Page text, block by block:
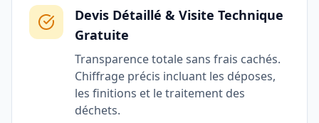
Devis Détaillé & Visite Technique
Gratuite
Transparence totale sans frais cachés.
Chiffrage précis incluant les déposes,
les finitions et le traitement des
déchets.